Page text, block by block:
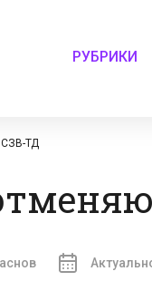
РУБРИКИ
СЗВ-ТД